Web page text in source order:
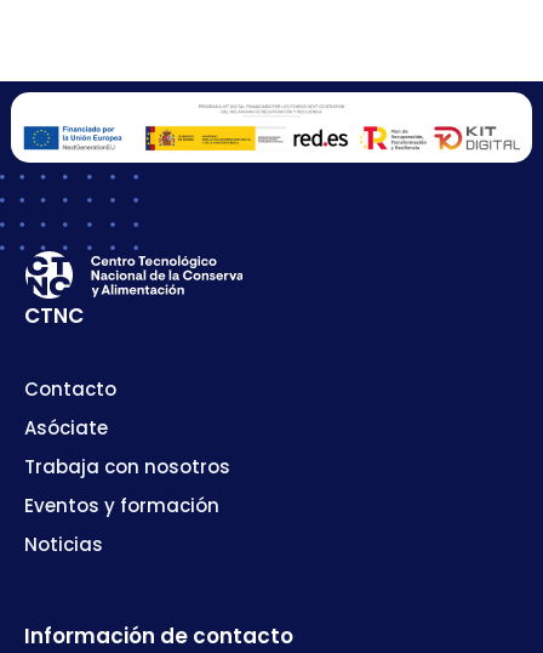
CTNC
Contacto
Asóciate
Trabaja con nosotros
Eventos y formación
Noticias
Información de contacto